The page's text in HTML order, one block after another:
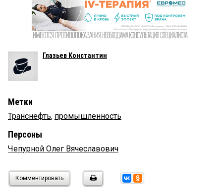
Глазьев Константин
Метки
Транснефть, промышленность
Персоны
Чепурной Олег Вячеславович
Комментировать